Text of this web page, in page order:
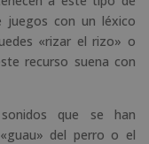
juegos con un léxico
«rizar el rizo» o
recurso suena con
que se han
del perro o el